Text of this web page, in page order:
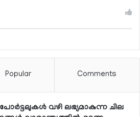
Popular Comments
വഴി ലഭ്യമാകുന്ന ചില